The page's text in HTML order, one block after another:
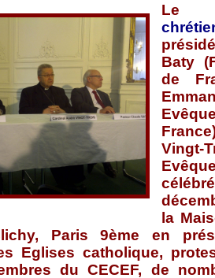
présidé
Baty (
de
Vingt-
célébré
la
, Paris9ème en
Eglises catholique,
duCECEF, de